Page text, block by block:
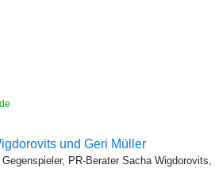
und Geri Müller
PR-Berater Sacha